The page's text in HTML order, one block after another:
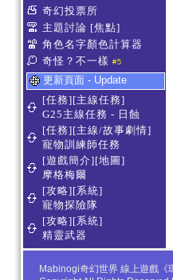
奇幻投票所
主題討論 [焦點]
角色名字顏色計算器
奇怪？不一樣 #5
更新頁面 - Update
[任務][主線任務]
G25主線任務 - 日蝕
[任務][主線/故事劇情]
寵物訓練師任務
[遊戲簡介][地圖]
摩格梅爾
[攻略][系統]
寵物探險隊
[攻略][系統]
精靈武器
Mabinogi奇幻世界 線上遊戲